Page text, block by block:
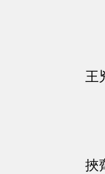
王
挾